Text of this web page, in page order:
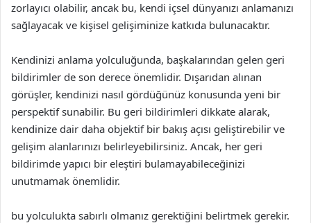
zorlayıcı olabilir, ancak bu, kendi içsel dünyanızı anlamanızı
sağlayacak ve kişisel gelişiminize katkıda bulunacaktır.
Kendinizi anlama yolculuğunda, başkalarından gelen geri
bildirimler de son derece önemlidir. Dışarıdan alınan
görüşler, kendinizi nasıl gördüğünüz konusunda yeni bir
perspektif sunabilir. Bu geri bildirimleri dikkate alarak,
kendinize dair daha objektif bir bakış açısı geliştirebilir ve
gelişim alanlarınızı belirleyebilirsiniz. Ancak, her geri
bildirimde yapıcı bir eleştiri bulamayabileceğinizi
unutmamak önemlidir.
bu yolculukta sabırlı olmanız gerektiğini belirtmek gerekir.